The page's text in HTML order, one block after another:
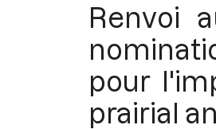
Renvoi
pour
prairial